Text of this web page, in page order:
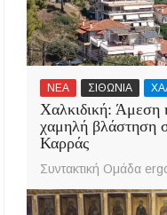
ΝΕΑ ΣΙΘΩΝΙΑ
Χαλκιδική: Άμεση
χαμηλή βλάστηση
Καρράς
Συντακτική Ομάδα